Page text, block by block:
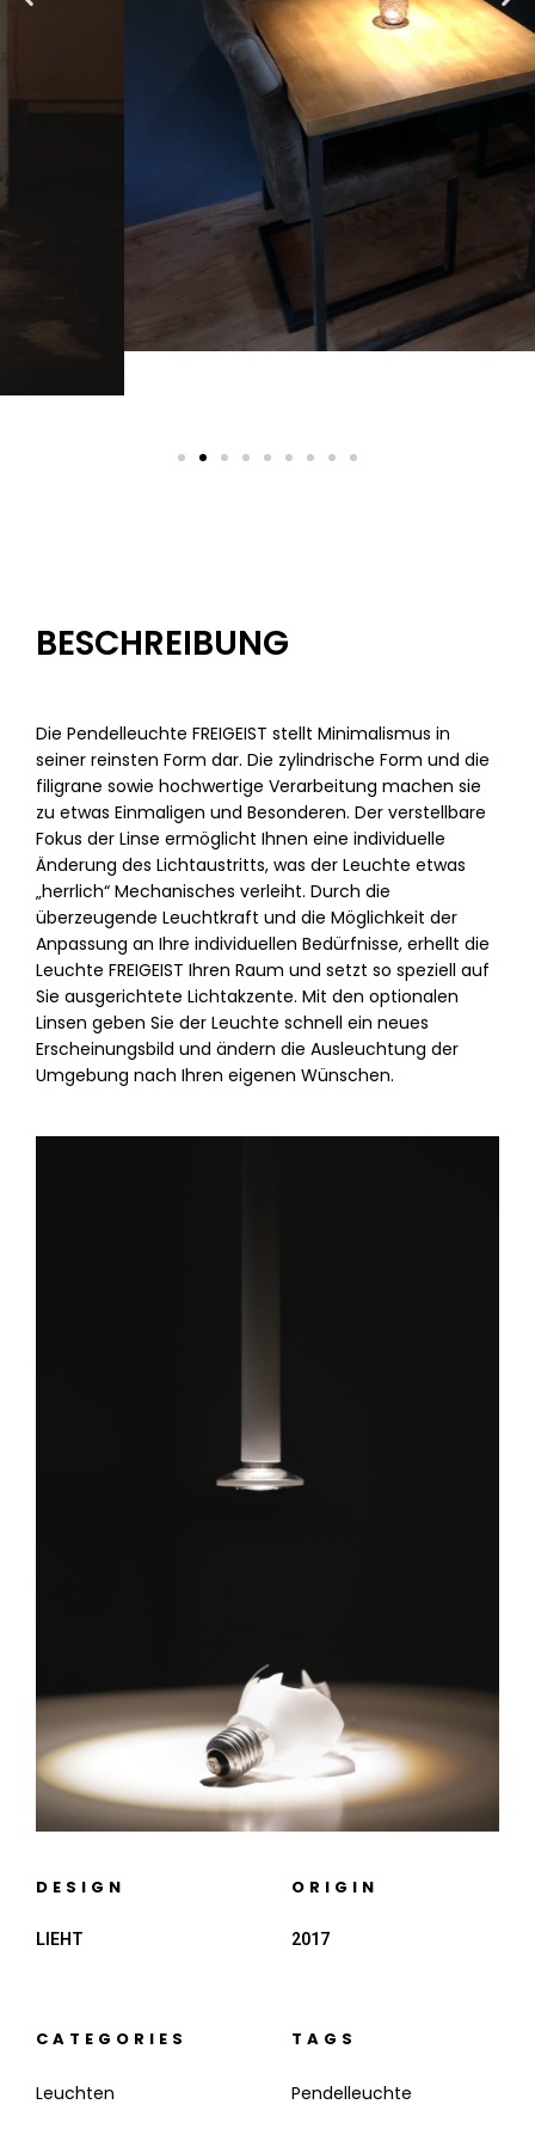
BESCHREIBUNG
Die Pendelleuchte FREIGEIST stellt Minimalismus in
seiner reinsten Form dar. Die zylindrische Form und die
filigrane sowie hochwertige Verarbeitung machen sie
zu etwas Einmaligen und Besonderen. Der verstellbare
Fokus der Linse ermöglicht Ihnen eine individuelle
Änderung des Lichtaustritts, was der Leuchte etwas
„herrlich“ Mechanisches verleiht. Durch die
überzeugende Leuchtkraft und die Möglichkeit der
Anpassung an Ihre individuellen Bedürfnisse, erhellt die
Leuchte FREIGEIST Ihren Raum und setzt so speziell auf
Sie ausgerichtete Lichtakzente. Mit den optionalen
Linsen geben Sie der Leuchte schnell ein neues
Erscheinungsbild und ändern die Ausleuchtung der
Umgebung nach Ihren eigenen Wünschen.
DESIGN
LIEHT
ORIGIN
2017
CATEGORIES
Leuchten
TAGS
Pendelleuchte